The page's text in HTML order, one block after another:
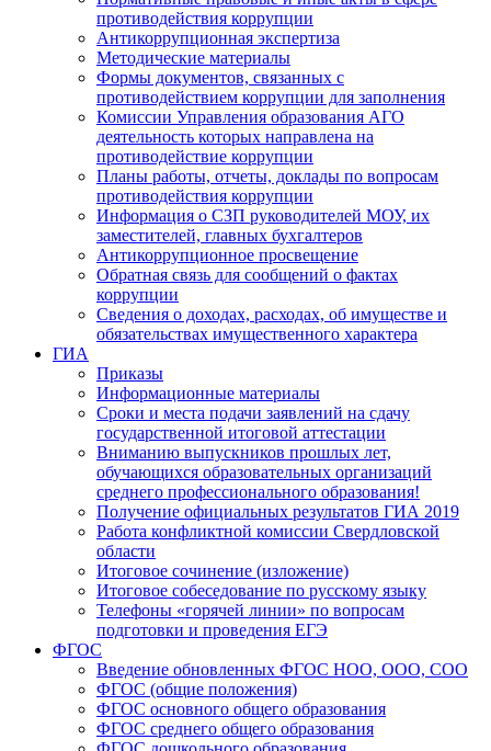
противодействия коррупции
Антикоррупционная экспертиза
Методические материалы
Формы документов, связанных с
противодействием коррупции для заполнения
Комиссии Управления образования АГО
деятельность которых направлена на
противодействие коррупции
Планы работы, отчеты, доклады по вопросам
противодействия коррупции
Информация о СЗП руководителей МОУ, их
заместителей, главных бухгалтеров
Антикоррупционное просвещение
Обратная связь для сообщений о фактах
коррупции
Сведения о доходах, расходах, об имуществе и
обязательствах имущественного характера
ГИА
Приказы
Информационные материалы
Сроки и места подачи заявлений на сдачу
государственной итоговой аттестации
Вниманию выпускников прошлых лет,
обучающихся образовательных организаций
среднего профессионального образования!
Получение официальных результатов ГИА 2019
Работа конфликтной комиссии Свердловской
области
Итоговое сочинение (изложение)
Итоговое собеседование по русскому языку
Телефоны «горячей линии» по вопросам
подготовки и проведения ЕГЭ
ФГОС
Введение обновленных ФГОС НОО, ООО, СОО
ФГОС (общие положения)
ФГОС основного общего образования
ФГОС среднего общего образования